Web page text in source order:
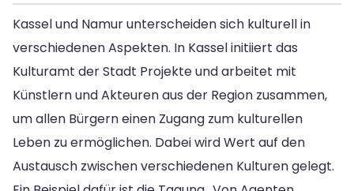
Kassel und Namur unterscheiden sich kulturell in
verschiedenen Aspekten. In Kassel initiiert das
Kulturamt der Stadt Projekte und arbeitet mit
Künstlern und Akteuren aus der Region zusammen,
um allen Bürgern einen Zugang zum kulturellen
Leben zu ermöglichen. Dabei wird Wert auf den
Austausch zwischen verschiedenen Kulturen gelegt.